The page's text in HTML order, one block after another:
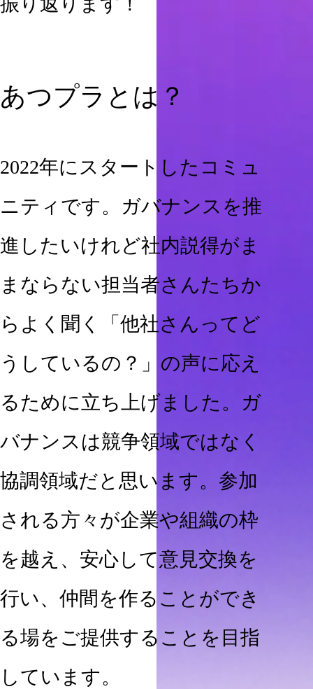
あつプラとは？
2022年にスタートしたコミュ
ニティです。ガバナンスを推
進したいけれど社内説得がま
まならない担当者さんたちか
らよく聞く「他社さんってど
うしているの？」の声に応え
るために立ち上げました。ガ
バナンスは競争領域ではなく
協調領域だと思います。参加
される方々が企業や組織の枠
を越え、安心して意見交換を
行い、仲間を作ることができ
る場をご提供することを目指
しています。